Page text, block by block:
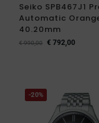
Seiko SPB467J1
Automatic
40.20mm
€990,00 € 792,00
-20%